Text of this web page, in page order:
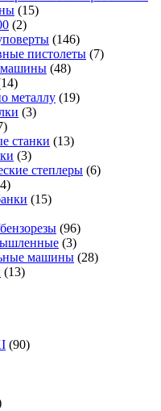
(15)
(2)
(146)
пистолеты (7)
машины (48)
металлу (19)
(3)
станки (13)
(3)
степлеры (6)
(15)
(96)
(3)
машины (28)
(13)
(90)